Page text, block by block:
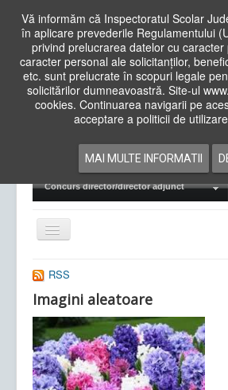
Vă informăm că Inspectoratul Scolar
în aplicare prevederile Regulamentului
privind prelucrarea datelor cu caracter
caracter personal ale solicitanților,
etc. sunt prelucrate în scopuri legale
solicitărilor dumneavoastră. Site-ul
cookies. Continuarea navigarii pe
acceptare a politicii de
MAI MULTE INFORMATII
Cauta
in
siteAcasa Cadre Didactice
Examene Naționale
Concurs director/director adjunct
Comută
navigarea
Ultimele articole: Vi, 04.11.2022 -
Județean Mehedinți
RSS
Imagini aleatoare